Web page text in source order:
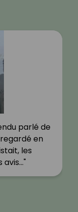
parlé de
en
les
avis…"